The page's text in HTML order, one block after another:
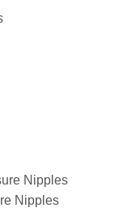
Nipples
Nipples